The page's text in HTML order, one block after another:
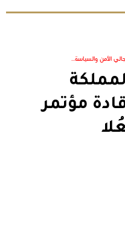
الأمن والسياسة...
2025.. المملكة
مؤتمر